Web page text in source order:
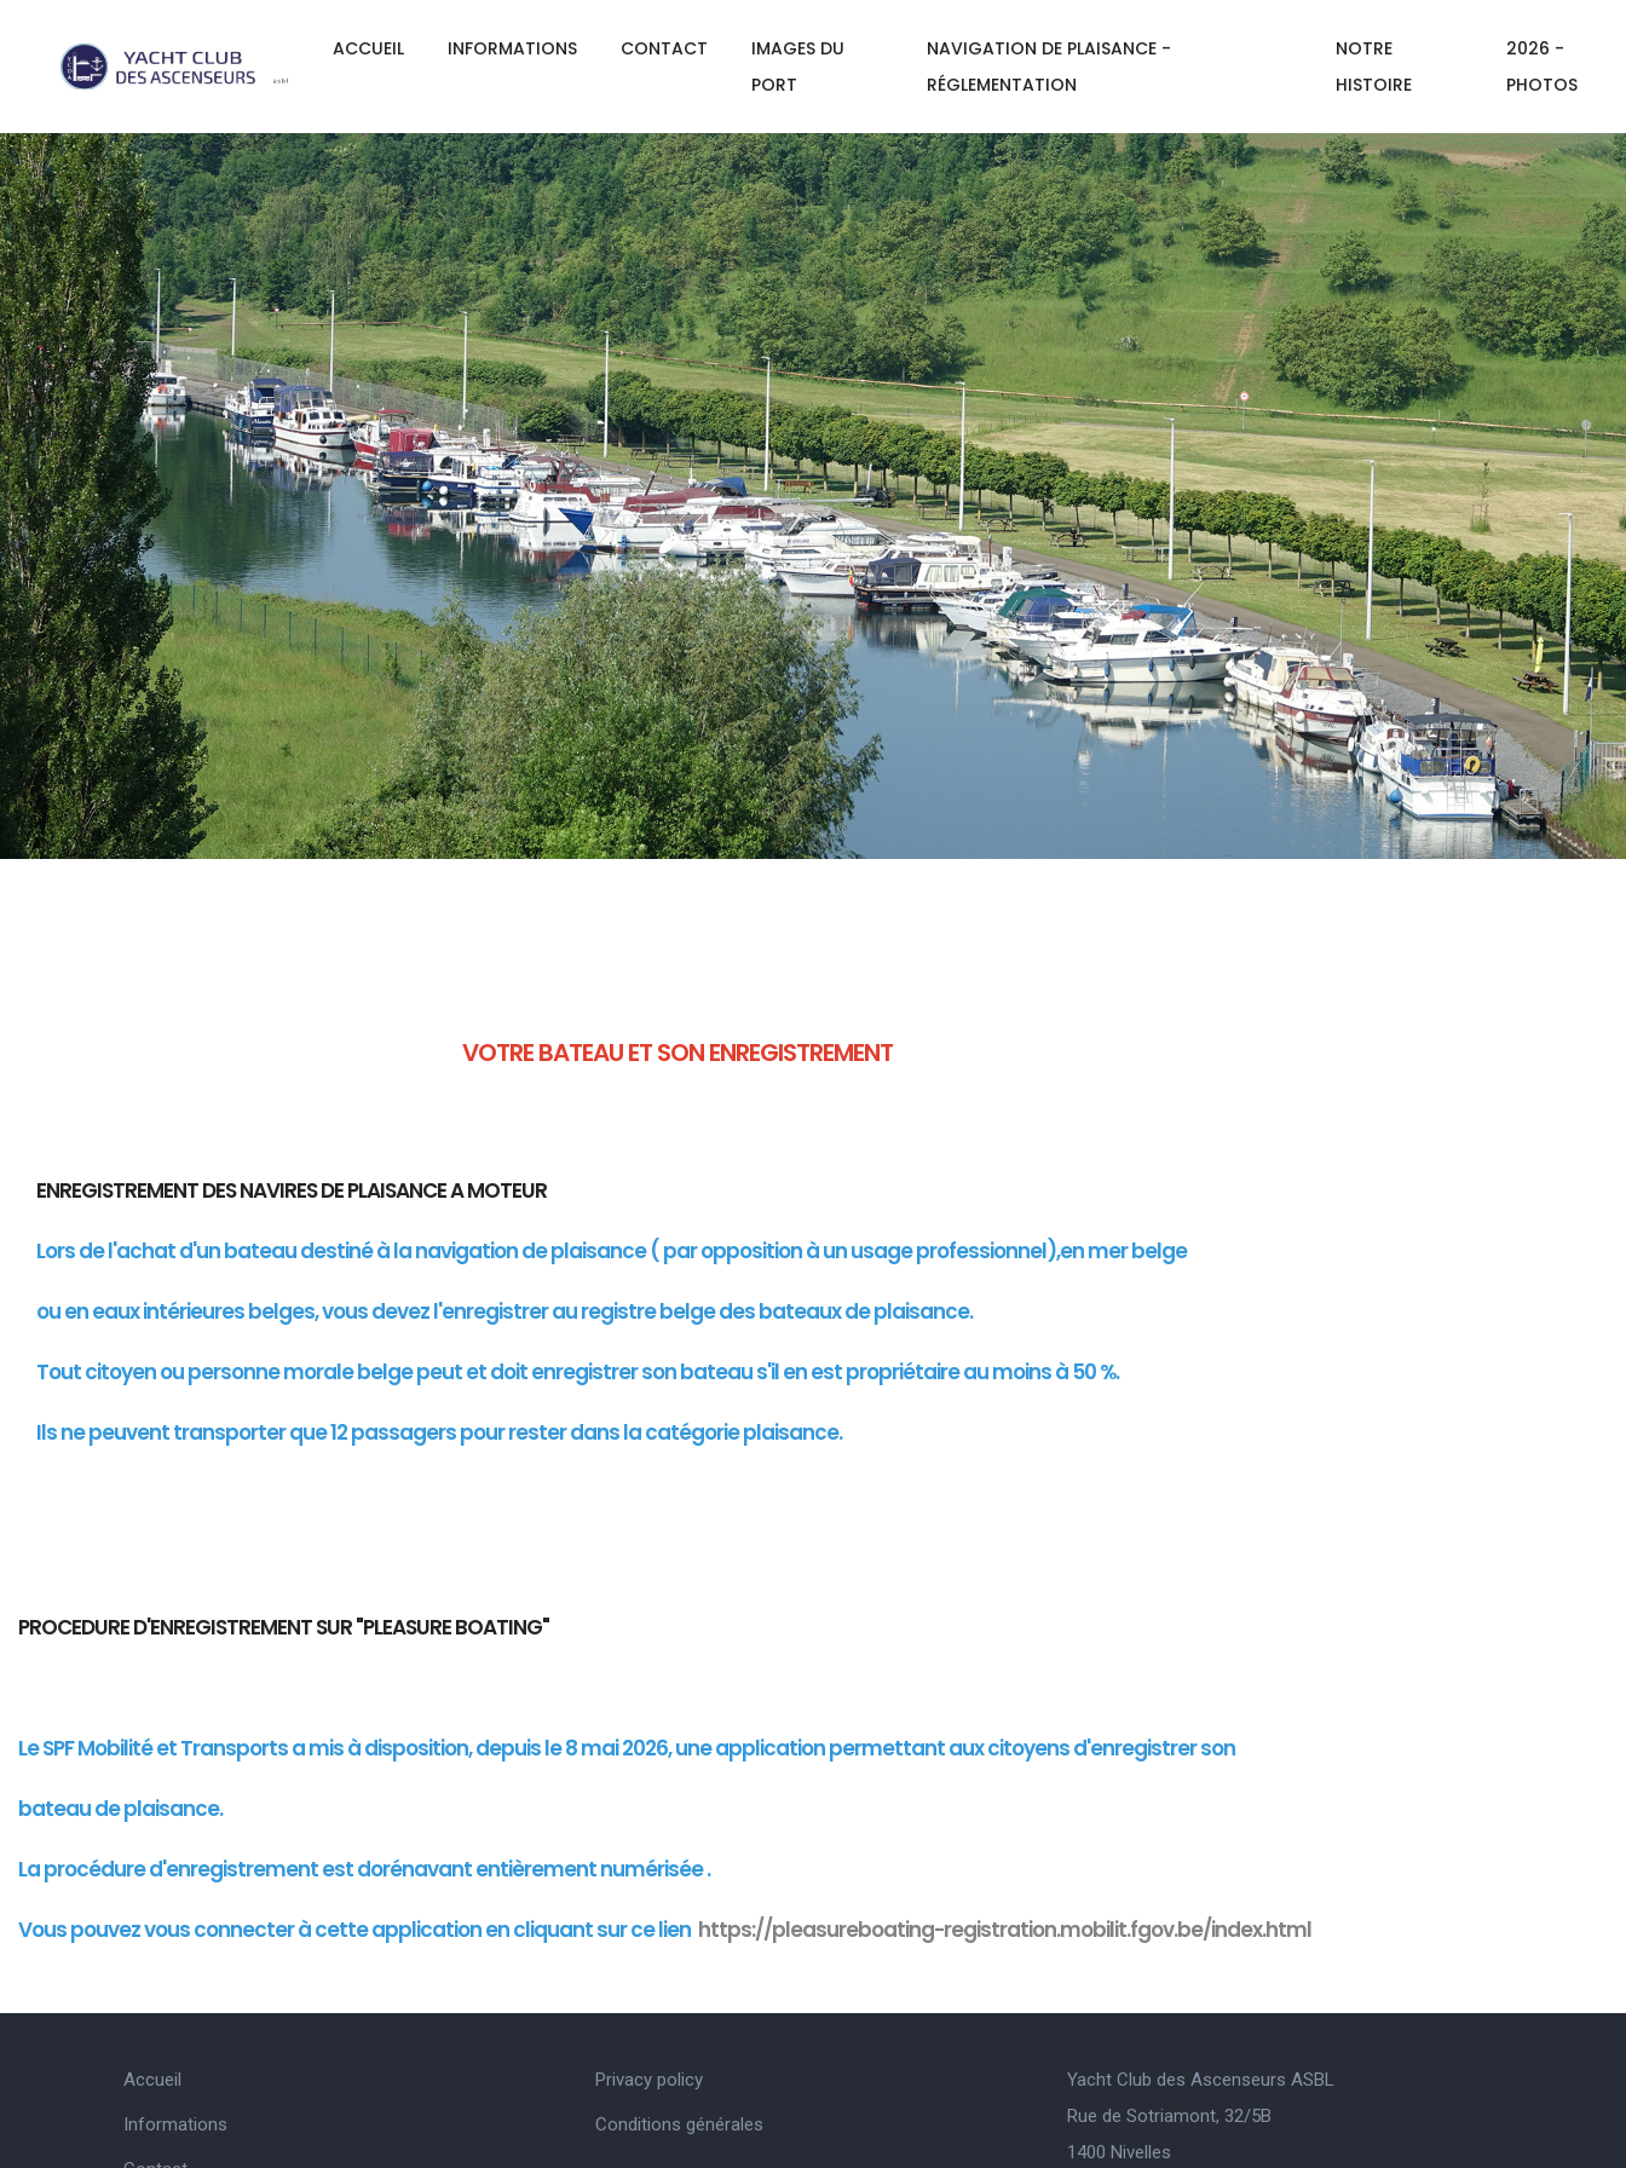
ACCUEIL INFORMATIONS CONTACT
IMAGES DU
PORT
NAVIGATION DE PLAISANCE -
RÉGLEMENTATION
NOTRE
HISTOIRE
2026 -
PHOTOS
VOTRE BATEAU ET SON ENREGISTREMENT
ENREGISTREMENT DES NAVIRES DE PLAISANCE A MOTEUR
Lors de l'achat d'un bateau destiné à la navigation de plaisance ( par opposition à un usage professionnel),en mer belge
ou en eaux intérieures belges, vous devez l'enregistrer au registre belge des bateaux de plaisance.
Tout citoyen ou personne morale belge peut et doit enregistrer son bateau s'il en est propriétaire au moins à 50 %.
Ils ne peuvent transporter que 12 passagers pour rester dans la catégorie plaisance.
PROCEDURE D'ENREGISTREMENT SUR "PLEASURE BOATING"
Le SPF Mobilité et Transports a mis à disposition, depuis le 8 mai 2026, une application permettant aux citoyens d'enregistrer son
bateau de plaisance.
La procédure d'enregistrement est dorénavant entièrement numérisée .
Vous pouvez vous connecter à cetteapplicationen cliquant sur ce lien https://pleasureboating-registration.mobilit.fgov.be/index.html
Accueil
Informations
Privacy policy
Conditions générales
Yacht Club des Ascenseurs ASBL
Rue de Sotriamont, 32/5B
1400 Nivelles